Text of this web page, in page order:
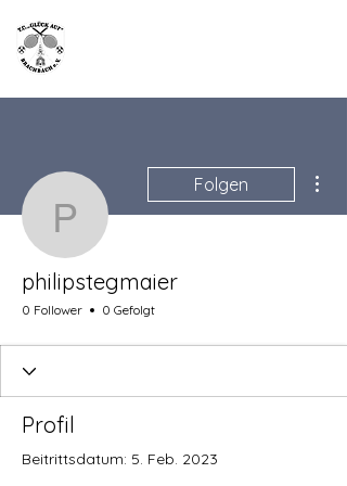
philipstegmaier
Folgen
philipstegmaier
0 Follower 0 Gefolgt
Profil
Beitrittsdatum: 5. Feb. 2023